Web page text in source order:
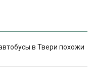
в Твери похожи